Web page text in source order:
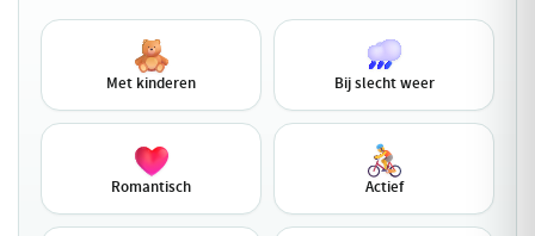
Met kinderen Bij slecht weer
Romantisch Actief